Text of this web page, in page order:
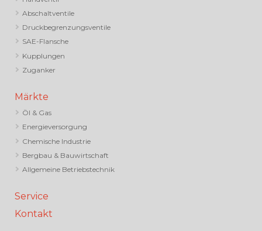
Abschaltventile
Druckbegrenzungsventile
SAE-Flansche
Kupplungen
Zuganker
Märkte
Öl & Gas
Energieversorgung
Chemische Industrie
Bergbau & Bauwirtschaft
Allgemeine Betriebstechnik
Service
Kontakt